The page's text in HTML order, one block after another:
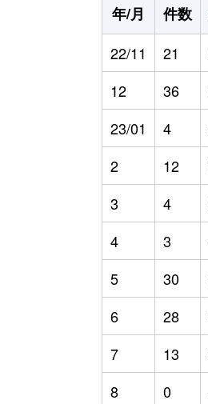
年/月
件数
22/11
21
12
36
23/01
4
2
12
3
4
4
3
5
30
6
28
7
13
8
0